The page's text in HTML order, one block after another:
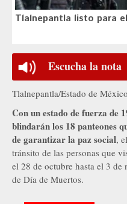
Tlalnepantla listo para
Escucha la nota
Tlalnepantla/Estado de México
Con un estado de fuerza de
blindarán los 18 panteones
de garantizar la paz social,
tránsito de las personas que
el 28 de octubre hasta el 3 de
de Día de Muertos.